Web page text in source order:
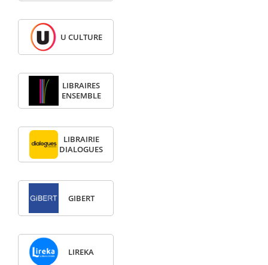
U CULTURE
LIBRAIRES
ENSEMBLE
LIBRAIRIE
DIALOGUES
GIBERT
LIREKA